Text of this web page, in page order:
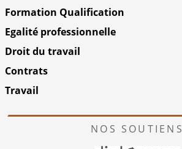
Formation Qualification
Egalité professionnelle
Droit du travail
Contrats
Travail
NOS SOUTIENS